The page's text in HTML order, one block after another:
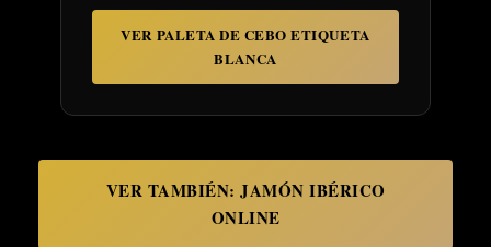
VER PALETA DE CEBO ETIQUETA
BLANCA
VER TAMBIÉN: JAMÓN IBÉRICO
ONLINE